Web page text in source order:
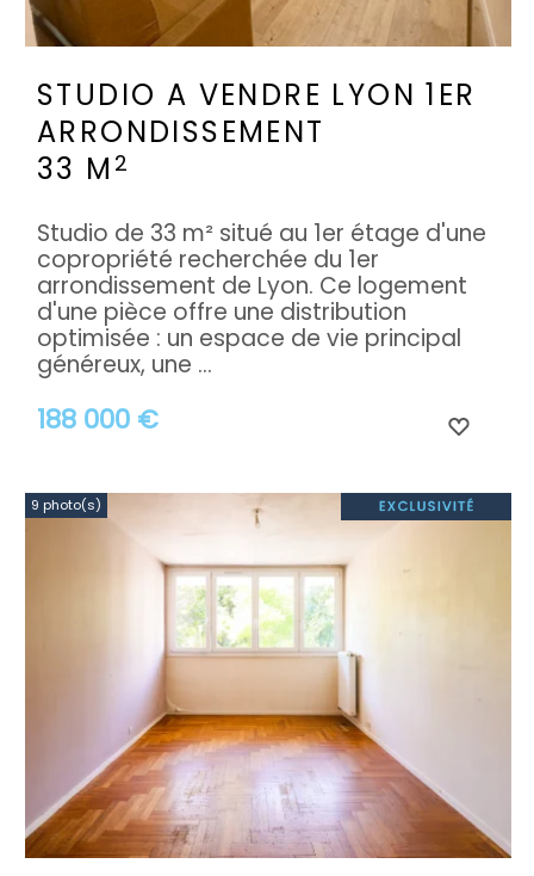
STUDIO A VENDRE LYON 1ER
ARRONDISSEMENT
33 M 2
188 000 €
Studio de 33 m² situé au 1er étage d'une
copropriété recherchée du 1er
arrondissement de Lyon. Ce logement
d'une pièce offre une distribution
optimisée : un espace de vie principal
généreux, une ...
9 photo(s)